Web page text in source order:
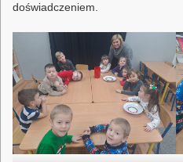
doświadczeniem.